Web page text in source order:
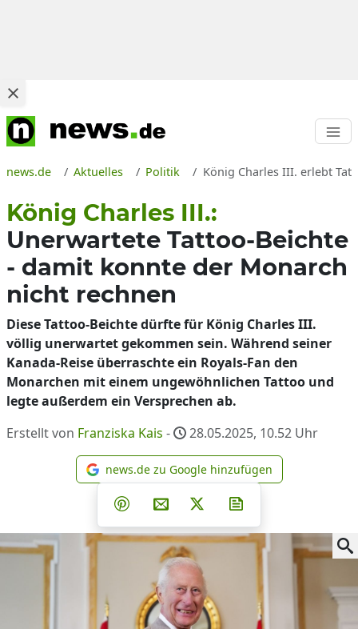
news.de Aktuelles Politik König Charles III. erlebt
König Charles III.:
Unerwartete Tattoo-Beichte
- damit konnte der Monarch
nicht rechnen
Diese Tattoo-Beichte dürfte für König Charles III.
völlig unerwartet gekommen sein. Während seiner
Kanada-Reise überraschte ein Royals-Fan den
Monarchen mit einem ungewöhnlichen Tattoo und
legte außerdem ein Versprechen ab.
Erstellt von Franziska Kais - 28.05.2025, 10.52 Uhr
news.de zu Google
news.de zu Google hinzufügen
Teilen auf Facebook
Teilen auf Whatsapp
Teilen auf Telegram
Teilen auf Pinterest
Per E-Mail teilen
Post auf X